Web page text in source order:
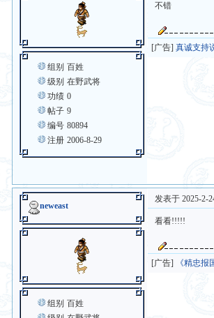
组别 百姓
级别 在野武将
功绩 0
帖子 9
编号 80894
注册 2006-8-29
不错
[广告]真诚支持
neweast
组别 百姓
发表于 2025-2-
看看!!!!!
[广告] 《精忠